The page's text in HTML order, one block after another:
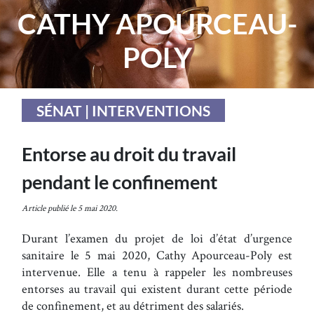
CATHY APOURCEAU-
POLY
SÉNAT | INTERVENTIONS
Entorse au droit du travail
pendant le confinement
Article publié le 5 mai 2020.
Durant l’examen du projet de loi d’état d’urgence
sanitaire le 5 mai 2020, Cathy Apourceau-Poly est
intervenue. Elle a tenu à rappeler les nombreuses
entorses au travail qui existent durant cette période
de confinement, et au détriment des salariés.